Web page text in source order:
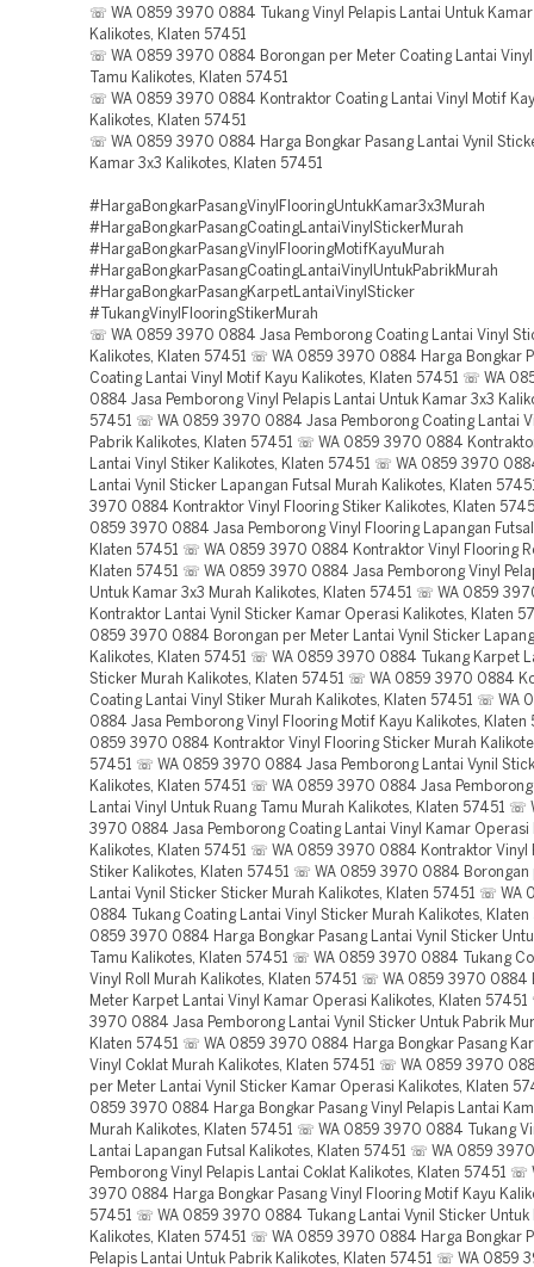
☏ WA 0859 3970 0884 Tukang Vinyl Pelapis Lantai Untuk Kamar
Kalikotes, Klaten 57451
☏ WA 0859 3970 0884 Borongan per Meter Coating Lantai Vinyl
Tamu Kalikotes, Klaten 57451
☏ WA 0859 3970 0884 Kontraktor Coating Lantai Vinyl Motif
Kalikotes, Klaten 57451
☏ WA 0859 3970 0884 Harga Bongkar Pasang Lantai Vynil
Kamar 3x3 Kalikotes, Klaten 57451
#HargaBongkarPasangVinylFlooringUntukKamar3x3Murah
#HargaBongkarPasangCoatingLantaiVinylStickerMurah
#HargaBongkarPasangVinylFlooringMotifKayuMurah
#HargaBongkarPasangCoatingLantaiVinylUntukPabrikMurah
#HargaBongkarPasangKarpetLantaiVinylSticker
#TukangVinylFlooringStikerMurah
☏ WA 0859 3970 0884 Jasa Pemborong Coating Lantai Vinyl
Kalikotes, Klaten 57451 ☏ WA 0859 3970 0884 Harga Bongkar
Coating Lantai Vinyl Motif Kayu Kalikotes, Klaten 57451 ☏ WA
0884 Jasa Pemborong Vinyl Pelapis Lantai Untuk Kamar 3x3
57451 ☏ WA 0859 3970 0884 Jasa Pemborong Coating Lantai
Pabrik Kalikotes, Klaten 57451 ☏ WA 0859 3970 0884
Lantai Vinyl Stiker Kalikotes, Klaten 57451 ☏ WA 0859 3970
Lantai Vynil Sticker Lapangan Futsal Murah Kalikotes, Klaten
3970 0884 Kontraktor Vinyl Flooring Stiker Kalikotes, Klaten
0859 3970 0884 Jasa Pemborong Vinyl Flooring Lapangan
Klaten 57451 ☏ WA 0859 3970 0884 Kontraktor Vinyl Flooring
Klaten 57451 ☏ WA 0859 3970 0884 Jasa Pemborong Vinyl
Untuk Kamar 3x3 Murah Kalikotes, Klaten 57451 ☏ WA 0859
Kontraktor Lantai Vynil Sticker Kamar Operasi Kalikotes, Klaten
0859 3970 0884 Borongan per Meter Lantai Vynil Sticker
Kalikotes, Klaten 57451 ☏ WA 0859 3970 0884 Tukang Karpet
Sticker Murah Kalikotes, Klaten 57451 ☏ WA 0859 3970 0884
Coating Lantai Vinyl Stiker Murah Kalikotes, Klaten 57451 ☏ WA
0884 Jasa Pemborong Vinyl Flooring Motif Kayu Kalikotes,
0859 3970 0884 Kontraktor Vinyl Flooring Sticker Murah
57451 ☏ WA 0859 3970 0884 Jasa Pemborong Lantai Vynil
Kalikotes, Klaten 57451 ☏ WA 0859 3970 0884 Jasa
Lantai Vinyl Untuk Ruang Tamu Murah Kalikotes, Klaten 57451 ☏
3970 0884 Jasa Pemborong Coating Lantai Vinyl Kamar Operasi
Kalikotes, Klaten 57451 ☏ WA 0859 3970 0884 Kontraktor Vinyl
Stiker Kalikotes, Klaten 57451 ☏ WA 0859 3970 0884 Borongan
Lantai Vynil Sticker Sticker Murah Kalikotes, Klaten 57451 ☏ WA
0884 Tukang Coating Lantai Vinyl Sticker Murah Kalikotes,
0859 3970 0884 Harga Bongkar Pasang Lantai Vynil Sticker
Tamu Kalikotes, Klaten 57451 ☏ WA 0859 3970 0884 Tukang
Vinyl Roll Murah Kalikotes, Klaten 57451 ☏ WA 0859 3970 0884
Meter Karpet Lantai Vinyl Kamar Operasi Kalikotes, Klaten
3970 0884 Jasa Pemborong Lantai Vynil Sticker Untuk Pabrik
Klaten 57451 ☏ WA 0859 3970 0884 Harga Bongkar Pasang
Vinyl Coklat Murah Kalikotes, Klaten 57451 ☏ WA 0859 3970
per Meter Lantai Vynil Sticker Kamar Operasi Kalikotes, Klaten
0859 3970 0884 Harga Bongkar Pasang Vinyl Pelapis Lantai
Murah Kalikotes, Klaten 57451 ☏ WA 0859 3970 0884 Tukang
Lantai Lapangan Futsal Kalikotes, Klaten 57451 ☏ WA 0859
Pemborong Vinyl Pelapis Lantai Coklat Kalikotes, Klaten 57451 ☏
3970 0884 Harga Bongkar Pasang Vinyl Flooring Motif Kayu
57451 ☏ WA 0859 3970 0884 Tukang Lantai Vynil Sticker Untuk
Kalikotes, Klaten 57451 ☏ WA 0859 3970 0884 Harga Bongkar
Pelapis Lantai Untuk Pabrik Kalikotes, Klaten 57451 ☏ WA 0859